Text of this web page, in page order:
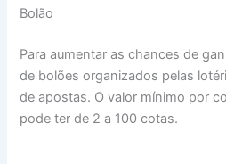
Bolão
Para aumentar as chances de
de bolões organizados pelas
de apostas. O valor mínimo por
pode ter de 2 a 100 cotas.